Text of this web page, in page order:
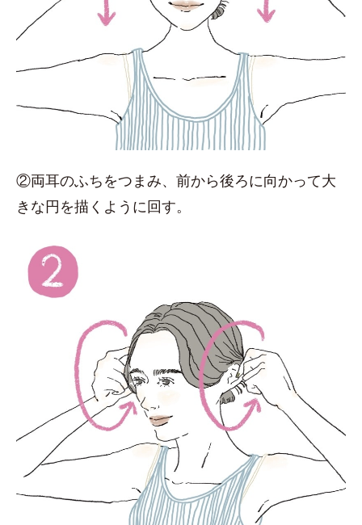
②両耳のふちをつまみ、前から後ろに向かって大
きな円を描くように回す。